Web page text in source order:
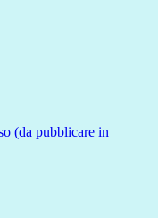
(da pubblicare in